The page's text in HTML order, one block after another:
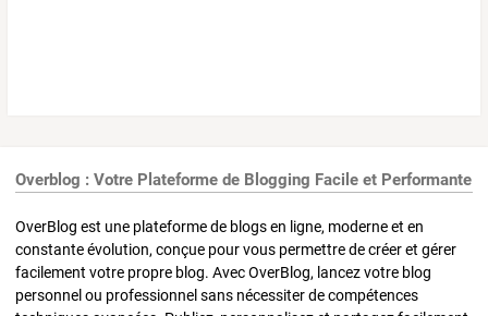
Overblog : Votre Plateforme de Blogging Facile et Performante
OverBlog est une plateforme de blogs en ligne, moderne et en
constante évolution, conçue pour vous permettre de créer et gérer
facilement votre propre blog. Avec OverBlog, lancez votre blog
personnel ou professionnel sans nécessiter de compétences